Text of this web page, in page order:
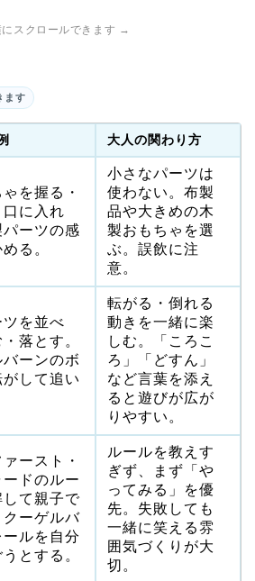
スクロールできます →
ます
大人の関わり方
を握る・
に入れ
パーツの感
る。
小さなパーツは
使わない。布製
品や大きめの木
製おもちゃを選
ぶ。誤飲に注
意。
を並べ
落とす。
バーンのボ
して追い
転がる・倒れる
動きを一緒に楽
しむ。「ころこ
ろ」「どすん」
など言葉を添え
ると遊びが広が
りやすい。
ースト・
ドのルー
して親子で
クーゲルバ
ルを自分
とする。
ルールを教えす
ぎず、まず「や
ってみる」を優
先。失敗しても
一緒に笑える雰
囲気づくりが大
切。